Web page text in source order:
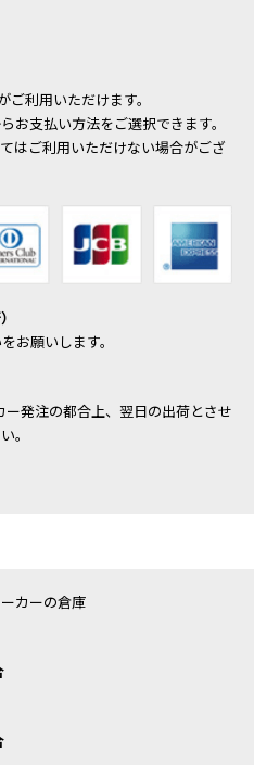
ご利用いただけます。
お支払い方法をご選択できます。
はご利用いただけない場合がござ
お願いします。
発注の都合上、翌日の出荷とさせ
。
カーの倉庫